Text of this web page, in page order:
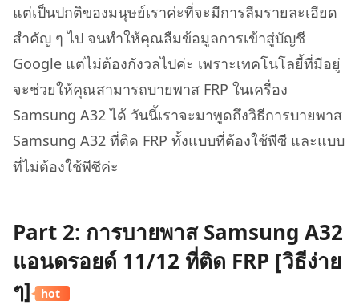
แต่เป็นปกติของมนุษย์เราค่ะที่จะมีการลืมรายละเอียด
สำคัญ ๆ ไป จนทำให้คุณลืมข้อมูลการเข้าสู่บัญชี
Google แต่ไม่ต้องกังวลไปค่ะ เพราะเทคโนโลยี้ที่มีอยู่
จะช่วยให้คุณสามารถบายพาส FRP ในเครื่อง
Samsung A32 ได้ วันนี้เราจะมาพูดถึงวิธีการบายพาส
Samsung A32 ที่ติด FRP ทั้งแบบที่ต้องใช้พีซี และแบบ
ที่ไม่ต้องใช้พีซีค่ะ
Part 2: การบายพาส Samsung A32
แอนดรอยด์ 11/12 ที่ติด FRP [วิธีง่าย
ๆ]
hot